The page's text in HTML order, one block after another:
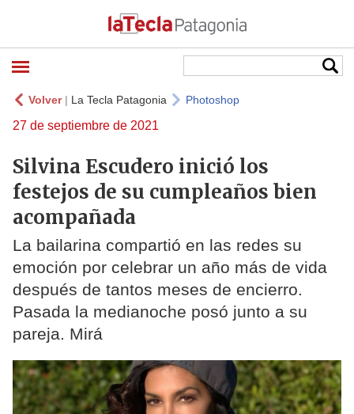
Volver| La Tecla Patagonia Photoshop
27 de septiembre de 2021
Silvina Escudero inició los
festejos de su cumpleaños bien
acompañada
La bailarina compartió en las redes su
emoción por celebrar un año más de vida
después de tantos meses de encierro.
Pasada la medianoche posó junto a su
pareja. Mirá